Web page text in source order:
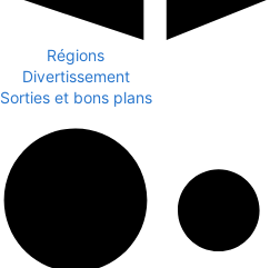
Régions
Divertissement
Sorties et bons plans